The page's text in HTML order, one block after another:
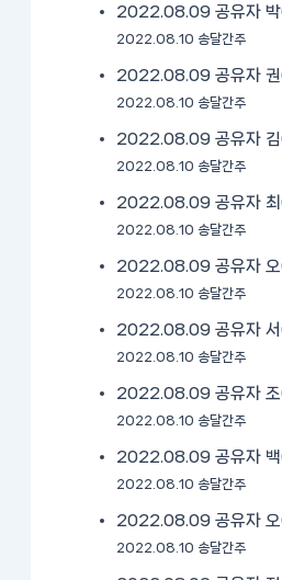
2022.08.09 공유자 박
2022.08.10 송달간주
2022.08.09 공유자 권
2022.08.10 송달간주
2022.08.09 공유자 김
2022.08.10 송달간주
2022.08.09 공유자 최
2022.08.10 송달간주
2022.08.09 공유자 오
2022.08.10 송달간주
2022.08.09 공유자 서
2022.08.10 송달간주
2022.08.09 공유자 조
2022.08.10 송달간주
2022.08.09 공유자 백
2022.08.10 송달간주
2022.08.09 공유자 오
2022.08.10 송달간주